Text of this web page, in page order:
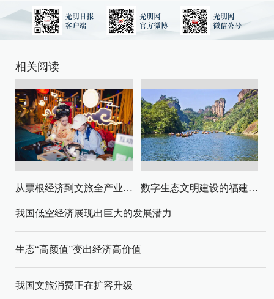
相关阅读
从票根经济到文旅全产业链升级 数字生态文明建设的福建路径与启示
我国低空经济展现出巨大的发展潜力
生态“高颜值”变出经济高价值
我国文旅消费正在扩容升级